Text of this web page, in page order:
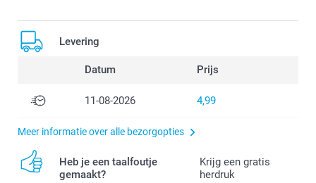
Levering
Datum Prijs
11-08-2026 4,99
Meer informatie over alle bezorgopties
Heb je een taalfoutje
gemaakt?
Krijg een gratis
herdruk